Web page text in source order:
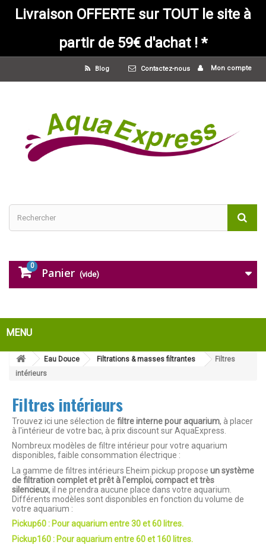
Livraison OFFERTE sur TOUT le site à
partir de 59€ d'achat ! *
Mon compte
Contactez-nous
Blog
Panier
0
(vide)
MENU
Eau Douce Filtrations & masses filtrantes
Filtres
intérieurs
Filtres intérieurs
Trouvez ici une sélection de filtre interne pour aquarium, à placer
à l'intérieur de votre bac, à prix discount sur AquaExpress.
Nombreux modèles de filtre intérieur pour votre aquarium
disponibles, faible consommation électrique :
La gamme de filtres intérieurs Eheim pickup propose un système
de filtration complet et prêt à l'emploi,compact et très
silencieux, il ne prendra aucune place dans votre aquarium.
Différents modèles sont disponibles en fonction du volume de
votre aquarium :
Pickup60 : Pour aquarium entre 30 et 60 litres.
Pickup160 : Pour aquarium entre 60 et 160 litres.